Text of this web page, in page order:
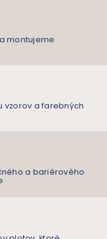
montujeme
vzorov a farebných
a bariérového